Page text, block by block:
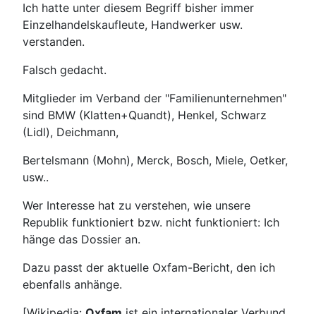
Ich hatte unter diesem Begriff bisher immer
Einzelhandelskaufleute, Handwerker usw.
verstanden.
Falsch gedacht.
Mitglieder im Verband der "Familienunternehmen"
sind BMW (Klatten+Quandt), Henkel, Schwarz
(Lidl), Deichmann,
Bertelsmann (Mohn), Merck, Bosch, Miele, Oetker,
usw..
Wer Interesse hat zu verstehen, wie unsere
Republik funktioniert bzw. nicht funktioniert: Ich
hänge das Dossier an.
Dazu passt der aktuelle Oxfam-Bericht, den ich
ebenfalls anhänge.